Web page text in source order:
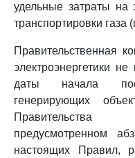
удельные затраты на
транспортировки газа
Правительственная
электроэнергетики
даты начала
генерирующих
Правительства
предусмотренном
настоящих Правил,